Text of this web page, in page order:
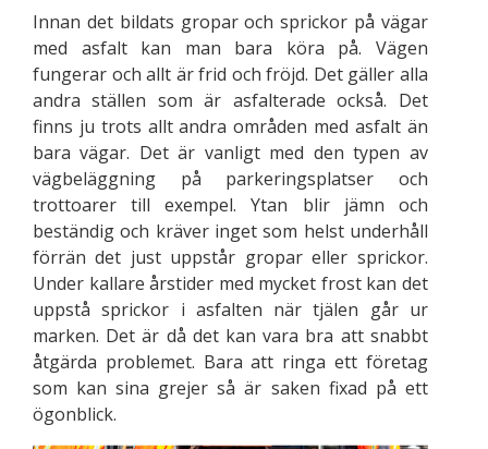
Innan det bildats gropar och sprickor på vägar
med asfalt kan man bara köra på. Vägen
fungerar och allt är frid och fröjd. Det gäller alla
andra ställen som är asfalterade också. Det
finns ju trots allt andra områden med asfalt än
bara vägar. Det är vanligt med den typen av
vägbeläggning på parkeringsplatser och
trottoarer till exempel. Ytan blir jämn och
beständig och kräver inget som helst underhåll
förrän det just uppstår gropar eller sprickor.
Under kallare årstider med mycket frost kan det
uppstå sprickor i asfalten när tjälen går ur
marken. Det är då det kan vara bra att snabbt
åtgärda problemet. Bara att ringa ett företag
som kan sina grejer så är saken fixad på ett
ögonblick.